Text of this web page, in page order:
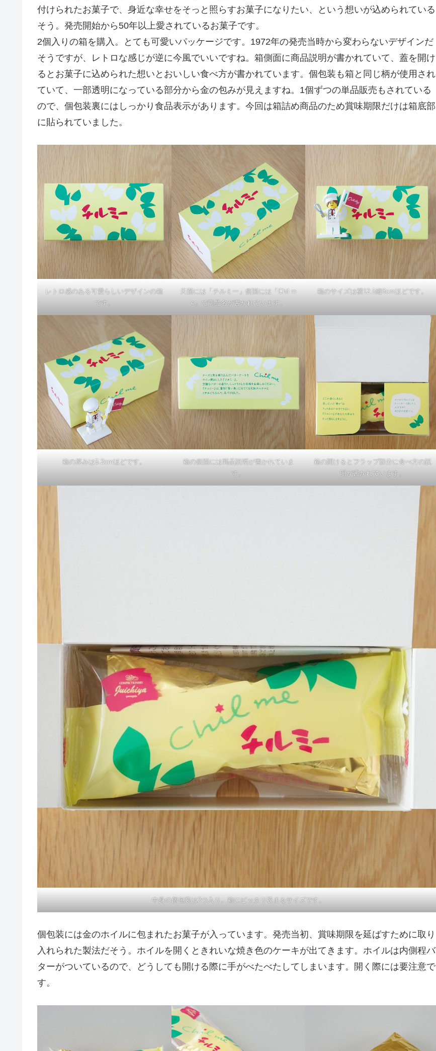
付けられたお菓子で、身近な幸せをそっと照らすお菓子になりたい、という想いが込められている
そう。発売開始から50年以上愛されているお菓子です。
2個入りの箱を購入。とても可愛いパッケージです。1972年の発売当時から変わらないデザインだ
そうですが、レトロな感じが逆に今風でいいですね。箱側面に商品説明が書かれていて、蓋を開け
るとお菓子に込められた想いとおいしい食べ方が書かれています。個包装も箱と同じ柄が使用され
ていて、一部透明になっている部分から金の包みが見えますね。1個ずつの単品販売もされている
ので、個包装裏にはしっかり食品表示があります。今回は箱詰め商品のため賞味期限だけは箱底部
に貼られていました。
レトロ感のある可愛らしいデザインの箱
です。
天面には「チルミー」側面には「Chil m
e」で商品名が書かれています。
箱のサイズは横12.5縦6cmほどです。
箱の厚みは5.2cmほどです。
箱の側面には商品説明が書かれていま
す。
箱の開けるとフラップ部分に食べ方の説
明が書かれています。
中身の個包装は2つ入り。箱にピッタリ収まるサイズです。
個包装には金のホイルに包まれたお菓子が入っています。発売当初、賞味期限を延ばすために取り
入れられた製法だそう。ホイルを開くときれいな焼き色のケーキが出てきます。ホイルは内側程バ
ターがついているので、どうしても開ける際に手がべたべたしてしまいます。開く際には要注意で
す。